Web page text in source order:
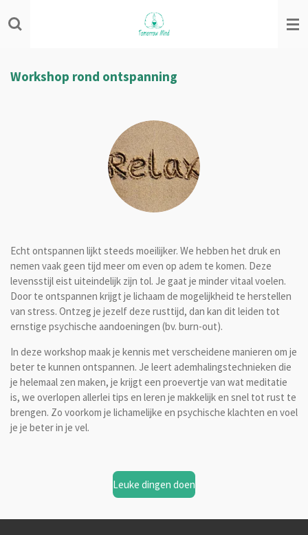
direct
hoofdinhoud
Workshop rond ontspanning
Echt ontspannen lijkt steeds moeilijker. We hebben het druk en
nemen vaak geen tijd meer om even op adem te komen. Deze
levensstijl eist uiteindelijk zijn tol. Je gaat je minder vitaal voelen.
Door te ontspannen krijgt je lichaam de mogelijkheid te herstellen
van stress. Ontzeg je jezelf deze rusttijd, dan kan dit leiden tot
ernstige psychische aandoeningen (bv. burn-out).
In deze workshop maak je kennis met verscheidene manieren om je
beter te kunnen ontspannen. Je leert ademhalingstechnieken die
je helemaal zen maken, je krijgt een proevertje van wat meditatie
is, we overlopen allerlei tips en leren je makkelijk en snel tot rust te
brengen. Zo voorkom je lichamelijke en psychische klachten en voel
je je beter in je vel.
Leuke dingen doen